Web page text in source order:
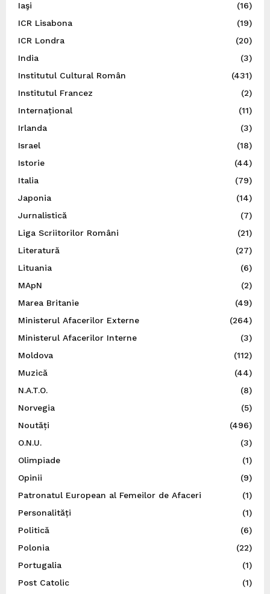
Iaşi
(16)
ICR Lisabona
(19)
ICR Londra
(20)
India
(3)
Institutul Cultural Român
(431)
Institutul Francez
(2)
Internațional
(11)
Irlanda
(3)
Israel
(18)
Istorie
(44)
Italia
(79)
Japonia
(14)
Jurnalistică
(7)
Liga Scriitorilor Români
(21)
Literatură
(27)
Lituania
(6)
MApN
(2)
Marea Britanie
(49)
Ministerul Afacerilor Externe
(264)
Ministerul Afacerilor Interne
(3)
Moldova
(112)
Muzică
(44)
N.A.T.O.
(8)
Norvegia
(5)
Noutăți
(496)
O.N.U.
(3)
Olimpiade
(1)
Opinii
(9)
Patronatul European al Femeilor de Afaceri
(1)
Personalități
(1)
Politică
(6)
Polonia
(22)
Portugalia
(1)
Post Catolic
(1)